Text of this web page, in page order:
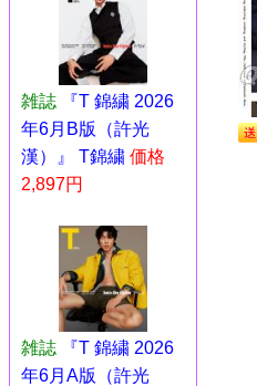
雑誌
『T 錦繍 2026
年6月B版（許光
漢）』 T錦繍 価格
2,897円
雑誌
『T 錦繍 2026
年6月A版（許光